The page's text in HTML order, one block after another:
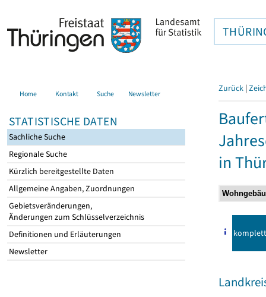
Home Kontakt Suche Newsletter
STATISTISCHE DATEN
Sachliche Suche
Regionale Suche
Kürzlich bereitgestellte Daten
Allgemeine Angaben, Zuordnungen
Gebietsveränderungen,
Änderungen zum Schlüsselverzeichnis
Definitionen und Erläuterungen
Newsletter
Zurück |
in
komplett